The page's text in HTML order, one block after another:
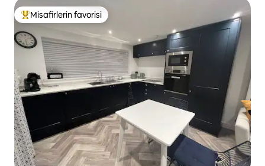
Misafirlerin favorilerinden en beğenilenler arasında
Misafirlerin favorisi